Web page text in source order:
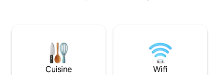
Cuisine Wifi